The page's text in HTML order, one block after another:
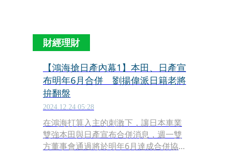
財經理財
【鴻海搶日產內幕1】本田、日產宣
布明年6月合併 劉揚偉派日籍老將
拚翻盤
2024.12.24 05:28
在鴻海打算入主的刺激下，讓日本車業
雙強本田與日產宣布合併消息，週一雙
方董事會通過將於明年6月達成合併協